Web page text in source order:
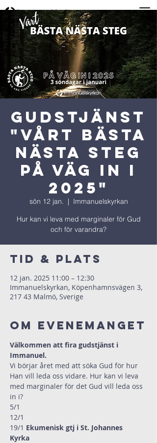
GUDSTJÄNST
"Vårt bästa
nästa steg
på väg in i
2025"
sön 12 jan.
  |
Immanuelskyrkan
Hur kan vi leva med marginaler för Gud
och för varandra?
Tid & Plats
12 jan. 2025 11:00 – 12:30
Immanuelskyrkan, Köpenhamnsvägen 3,
217 43 Malmö, Sverige
Om evenemanget
Välkommen att fira gudstjänst i
Immanuel.
Vi börjar året med att söka Gud för hur
Han vill leda oss vidare. Hur kan vi leva
med marginaler för det Gud vill leda oss
in i?
5/1
12/1
19/1 Ekumenisk gtj i St. Johannes
Kyrka